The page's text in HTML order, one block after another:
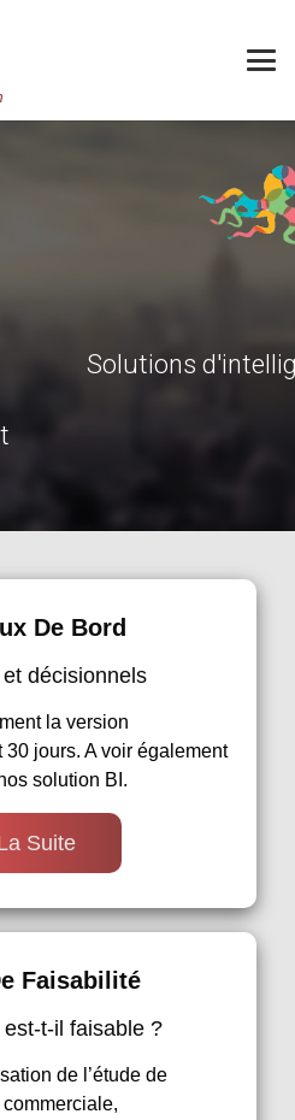
d'affaires
De Bord
décisionnels
la version
30 jours. A voir également
solution BI.
Suite
Faisabilité
t-il faisable ?
de l’étude de